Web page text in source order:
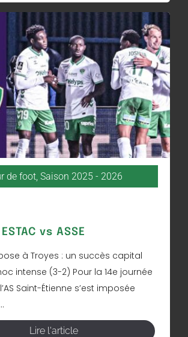
de foot, Saison 2025 - 2026
vs ASSE
à Troyes : un succès capital
intense (3-2) Pour la 14e journée
Saint-Étienne s’est imposée
Lire l'article